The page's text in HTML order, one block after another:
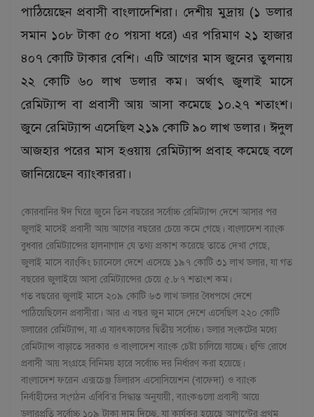
পাঠিয়েছেন প্রবাসী বাংলাদেশিরা। দেশীয় মুদ্রায় (১ ডলার
সমান ১০৮ টাকা ৫০ পয়সা ধরে) এর পরিমাণ ২১ হাজার
৪০৭ কোটি টাকার বেশি। এটি আগের মাস জুনের তুলনায়
২২ কোটি ৬০ লাখ ডলার কম। অর্থাৎ জুলাই মাসে
রেমিট্যান্স বা প্রবাসী আয় আসা কমেছে ১০.২৭ শতাংশ।
জুনে রেমিট্যান্স এসেছিল ২১৯ কোটি ৯০ লাখ ডলার। ঈদুল
আজহার পরের মাস হওয়ায় রেমিট্যান্স প্রবাহ কমেছে বলে
জানিয়েছেন ব্যাংকাররা।
কোরবানির ঈদ ঘিরে জুনে তিন বছরের সর্বোচ্চ রেমিট্যান্স দেশে আসার পর
জুলাই মাসেই প্রবাসী আয় আগের বছরের চেয়ে কমে গেছে। বাংলাদেশ ব্যাংক
বুধবার রেমিট্যান্সের হালনাগাদ যে তথ্য প্রকাশ করেছে তাতে দেখা গেছে,
জুলাই মাসে ব্যাংকিং চ্যানেলে দেশে এসেছে ১৯৭ কোটি ৩১ লাখ ডলার, যা গত
বছরের জুলাইয়ে আসা রেমিট্যান্সের চেয়ে ৫.৮৭ শতাংশ কম।
গত বছরের জুলাই মাসে ২০৯ কোটি ৬৩ লাখ ডলার বৈধপথে দেশে
পাঠিয়েছিলেন প্রবাসীরা। আর এ বছর জুন মাসে দেশে এসেছিল ২২০ কোটি
ডলারের রেমিট্যান্স, যা এ যাবৎকালের দ্বিতীয় সর্বোচ্চ। ডলার সংকটের মধ্যে
রেমিট্যান্স বাড়াতে সরকার ও বাংলাদেশ ব্যাংক চেষ্টা চালিয়ে যাচ্ছে। হুন্ডি রোধে
প্রবাসী আয় সংগ্রহে বিনিময় হারে সর্বোচ্চ দর নির্ধারণ করা হয়েছে।
বাংলাদেশ ফরেন এক্সচেঞ্জ ডিলারস এসোসিয়েশন (বাফেদা) ও ব্যাংক
নির্বাহীদের সংগঠন এবিবি’র সিদ্ধান্ত অনুযায়ী, ব্যাংকগুলো প্রবাসী আয়ে
ডলারপ্রতি সর্বোচ্চ ১০৯ টাকা দাম দিচ্ছে, যা কার্যকর হয়েছে আগস্টের প্রথম